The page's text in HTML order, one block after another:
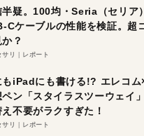
半疑。100均・Seria（セリア
Cケーブルの性能を検証。超
？
サリ レポート
もiPadにも書ける!? エレコム
ペン「スタイラスツーウェイ
え不要がラクすぎた！
サリ レポート